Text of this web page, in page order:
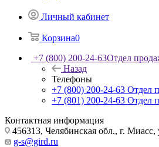
Личный кабинет
Корзина0
+7 (800) 200-24-63Отдел
Назад
Телефоны
+7 (800) 200-24-63 Отдел
+7 (801) 200-24-63 Отдел
Контактная информация
456313, Челябинская обл., г. Миасс,
g-s@gird.ru